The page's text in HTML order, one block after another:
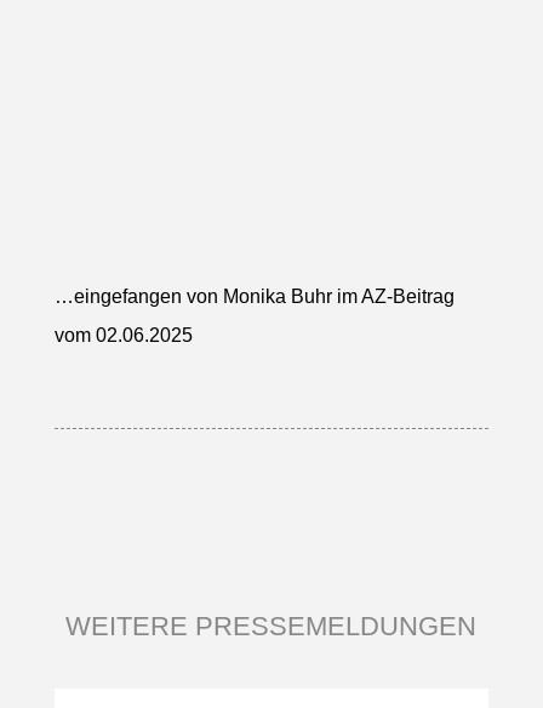
…eingefangen von Monika Buhr im AZ-Beitrag
vom 02.06.2025
WEITERE PRESSEMELDUNGEN